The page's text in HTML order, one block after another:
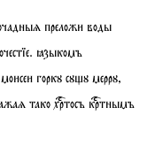
преложи воды
ꙗзыкомъ
горкꙋ сꙋꙋ меррꙋ,
тако хртосъ кртнымъ